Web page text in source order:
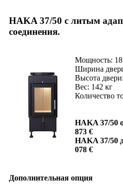
HAKA 37/50 с литым
соединения.
Мощность:
Ширина
Высота
Вес: 142 кг
Количество
HAKA 37/50
873 €
HAKA 37/50
078 €
Дополнительная опция